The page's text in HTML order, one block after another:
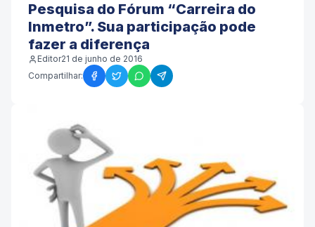
Pesquisa do Fórum “Carreira do
Inmetro”. Sua participação pode
fazer a diferença
Editor21 de junho de 2016
Compartilhar: